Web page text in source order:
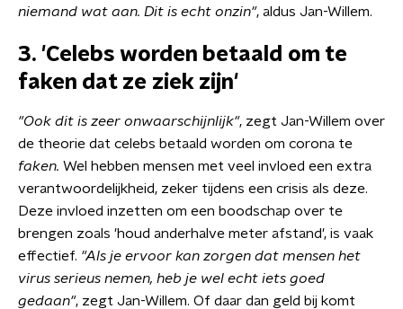
niemand wat aan. Dit is echt onzin", aldus Jan-Willem.
3. 'Celebs worden betaald om te
faken dat ze ziek zijn'
"Ook dit is zeer onwaarschijnlijk", zegt Jan-Willem over
de theorie dat celebs betaald worden om corona te
faken. Wel hebben mensen met veel invloed een extra
verantwoordelijkheid, zeker tijdens een crisis als deze.
Deze invloed inzetten om een boodschap over te
brengen zoals 'houd anderhalve meter afstand', is vaak
effectief. "Als je ervoor kan zorgen dat mensen het
virus serieus nemen, heb je wel echt iets goed
gedaan", zegt Jan-Willem. Of daar dan geld bij komt